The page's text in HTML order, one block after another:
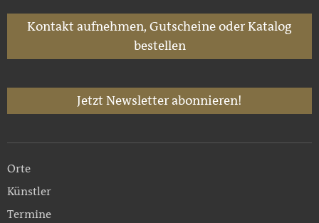
Kontakt aufnehmen, Gutscheine oder Katalog
bestellen
Jetzt Newsletter abonnieren!
Orte
Künstler
Termine